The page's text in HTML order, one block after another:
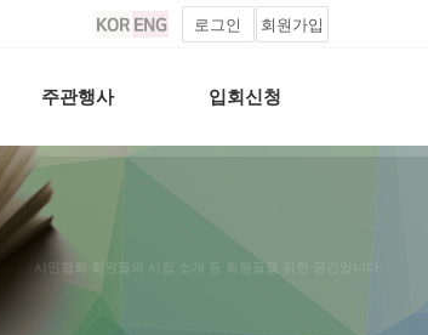
로그인 회원가입
주관행사 입회신청
시인협회 회원들의 시집 소개 등 회원들을 위한 공간입니다.